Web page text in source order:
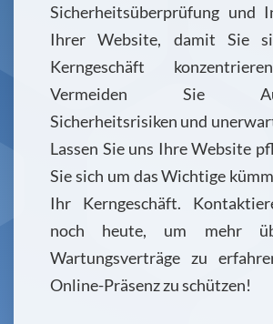
Sicherheitsüberprüfung und
Ihrer Website, damit Sie
Kerngeschäft
Vermeiden Sie
Sicherheitsrisiken und
Lassen Sie uns Ihre Website
Sie sich um das Wichtige
Ihr Kerngeschäft.
noch heute, um mehr
Wartungsverträge zu
Online-Präsenz zu schützen!